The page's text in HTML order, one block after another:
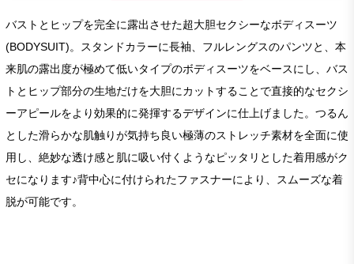
バストとヒップを完全に露出させた超大胆セクシーなボディスーツ
(BODYSUIT)。スタンドカラーに長袖、フルレングスのパンツと、本
来肌の露出度が極めて低いタイプのボディスーツをベースにし、バス
トとヒップ部分の生地だけを大胆にカットすることで直接的なセクシ
ーアピールをより効果的に発揮するデザインに仕上げました。つるん
とした滑らかな肌触りが気持ち良い極薄のストレッチ素材を全面に使
用し、絶妙な透け感と肌に吸い付くようなピッタリとした着用感がク
セになります♪背中心に付けられたファスナーにより、スムーズな着
脱が可能です。